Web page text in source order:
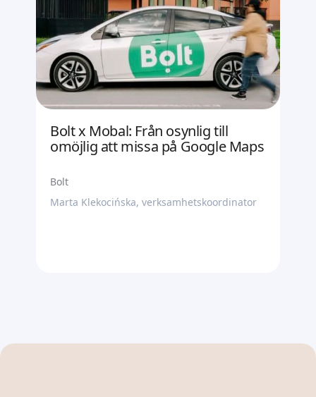
Bolt x Mobal: Från osynlig till
omöjlig att missa på Google Maps
Bolt
Marta Klekocińska, verksamhetskoordinator